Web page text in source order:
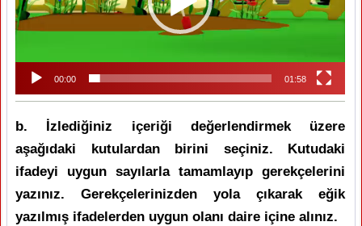
00:00 01:58
b. İzlediğiniz içeriği değerlendirmek üzere
aşağıdaki kutulardan birini seçiniz. Kutudaki
ifadeyi uygun sayılarla tamamlayıp gerekçelerini
yazınız. Gerekçelerinizden yola çıkarak eğik
yazılmış ifadelerden uygun olanı daire içine alınız.